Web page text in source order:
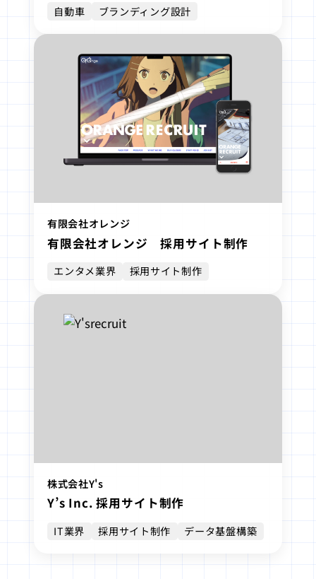
自動車 ブランディング設計
有限会社オレンジ
有限会社オレンジ 採用サイト制作
エンタメ業界 採用サイト制作
株式会社Y's
Y’s Inc. 採用サイト制作
IT業界 採用サイト制作 データ基盤構築